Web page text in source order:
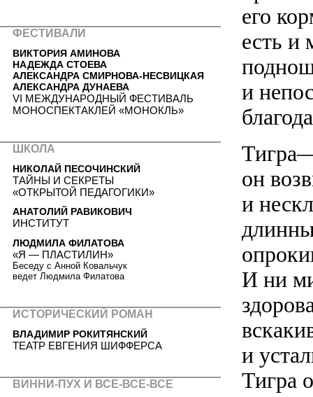
его
есть и
и
он
и
И ни
и
Тигра
ФЕСТИВАЛИ
ВИКТОРИЯ АМИНОВА
НАДЕЖДА СТОЕВА
АЛЕКСАНДРА СМИРНОВА-НЕСВИЦКАЯ
АЛЕКСАНДРА ДУНАЕВА
VI МЕЖДУНАРОДНЫЙ ФЕСТИВАЛЬ
МОНОСПЕКТАКЛЕЙ «МОНОКЛЬ»
ШКОЛА
НИКОЛАЙ ПЕСОЧИНСКИЙ
ТАЙНЫ И СЕКРЕТЫ
«ОТКРЫТОЙ ПЕДАГОГИКИ»
АНАТОЛИЙ РАВИКОВИЧ
ИНСТИТУТ
ЛЮДМИЛА ФИЛАТОВА
«Я — ПЛАСТИЛИН»
Беседу с Анной Ковальчук
ведет Людмила Филатова
ИСТОРИЧЕСКИЙ РОМАН
ВЛАДИМИР РОКИТЯНСКИЙ
ТЕАТР ЕВГЕНИЯ ШИФФЕРСА
ВИННИ-ПУХ И ВСЕ-ВСЕ-ВСЕ